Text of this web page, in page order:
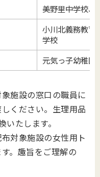
美野里中学校、
小川北義務教育
学校
元気っ子幼稚園
施設の窓口の職員に
ください。生理用品
いたします。
対象施設の女性用ト
。趣旨をご理解の